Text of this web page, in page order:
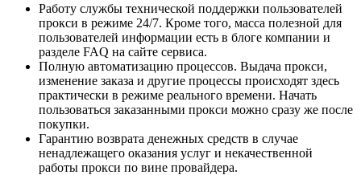
Работу службы технической поддержки пользователей
прокси в режиме 24/7. Кроме того, масса полезной для
пользователей информации есть в блоге компании и
разделе FAQ на сайте сервиса.
Полную автоматизацию процессов. Выдача прокси,
изменение заказа и другие процессы происходят здесь
практически в режиме реального времени. Начать
пользоваться заказанными прокси можно сразу же после
покупки.
Гарантию возврата денежных средств в случае
ненадлежащего оказания услуг и некачественной
работы прокси по вине провайдера.